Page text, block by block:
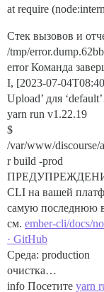
at require
Стек вызовов и
/tmp/
error Команда
I, [2023-07-
Upload’ для
yarn run v1.22.19
$
/var/www/discourse/
r build -prod
ПРЕДУПРЕЖДЕНИЕ:
CLI на вашей
самую последнюю
см. ember-cli/docs/
· GitHub
Среда: production
очистка…
info Посетите yarn